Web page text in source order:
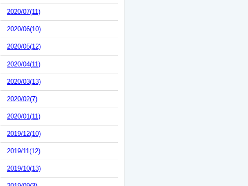
2020/07(11)
2020/06(10)
2020/05(12)
2020/04(11)
2020/03(13)
2020/02(7)
2020/01(11)
2019/12(10)
2019/11(12)
2019/10(13)